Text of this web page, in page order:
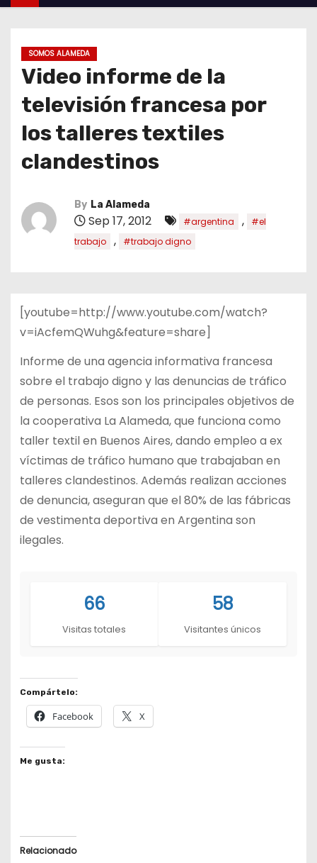
SOMOS ALAMEDA
Video informe de la
televisión francesa por
los talleres textiles
clandestinos
By La Alameda
Sep 17, 2012 #argentina ,
#el
trabajo
, #trabajo digno
[youtube=http://www.youtube.com/watch?
v=iAcfemQWuhg&feature=share]
Informe de una agencia informativa francesa
sobre el trabajo digno y las denuncias de tráfico
de personas. Esos son los principales objetivos de
la cooperativa La Alameda, que funciona como
taller textil en Buenos Aires, dando empleo a ex
víctimas de tráfico humano que trabajaban en
talleres clandestinos. Además realizan acciones
de denuncia, aseguran que el 80% de las fábricas
de vestimenta deportiva en Argentina son
ilegales.
66
Visitas totales
58
Visitantes únicos
Compártelo:
Facebook X
Me gusta:
Relacionado